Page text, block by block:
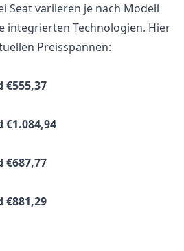
Seat variieren je nach Modell
integrierten Technologien. Hier
Preisspannen:
€555,37
€1.084,94
€687,77
€881,29